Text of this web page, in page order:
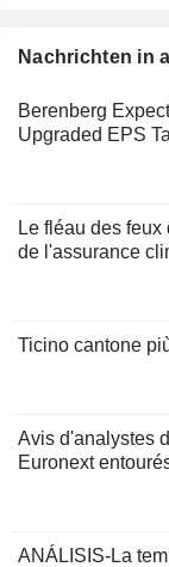
Nachrichten in
Berenberg
Upgraded EPS
Le fléau des
de l'assurance
Ticino cantone
Avis d'analystes
Euronext
ANÁLISIS-La